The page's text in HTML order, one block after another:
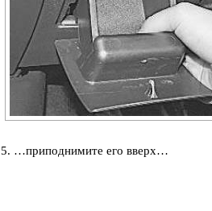
5. …приподнимите его вверх…